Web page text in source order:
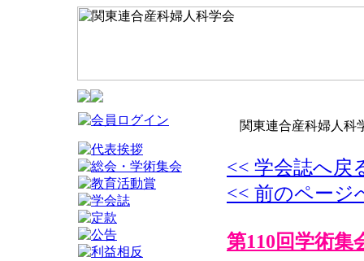
関東連合産科婦人科
<< 学会誌へ戻
<< 前のページ
第110回学術集